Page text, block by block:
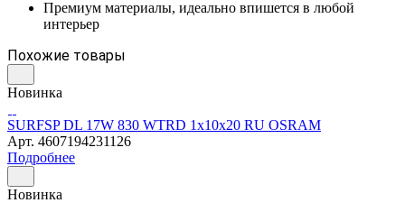
Премиум материалы, идеально впишется в любой
интерьер
Похожие товары
Новинка
SURFSP DL 17W 830 WTRD 1х10х20 RU OSRAM
Арт. 4607194231126
Подробнее
Новинка